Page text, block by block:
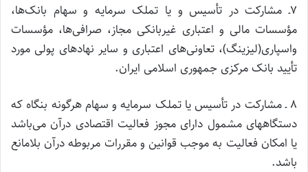
۷ـ مشارکت در تأسیس و یا تملک سرمایه و سهام بانک‌ها،
مؤسسات مالی و اعتباری غیربانکی مجاز، صرافی‌ها، مؤسسات
واسپاری(لیزینگ)، تعاونی‌های اعتباری و سایر نهادهای پولی مورد
تأیید بانک مرکزی جمهوری اسلامی ایران.
۸ ـ مشارکت در تأسیس یا تملک سرمایه و سهام هرگونه بنگاه که
دستگاههای مشمول دارای مجوز فعالیت اقتصادی درآن می‌باشد
یا امکان فعالیت به موجب قوانین و مقررات مربوطه درآن بلامانع
باشد.